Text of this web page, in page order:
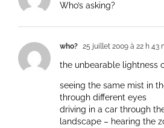
Who’s asking?
who? 25 juillet 2009 à 22 h 43
the unbearable lightness
seeing the same mist in
through different eyes
driving in a car through
landscape – hearing the